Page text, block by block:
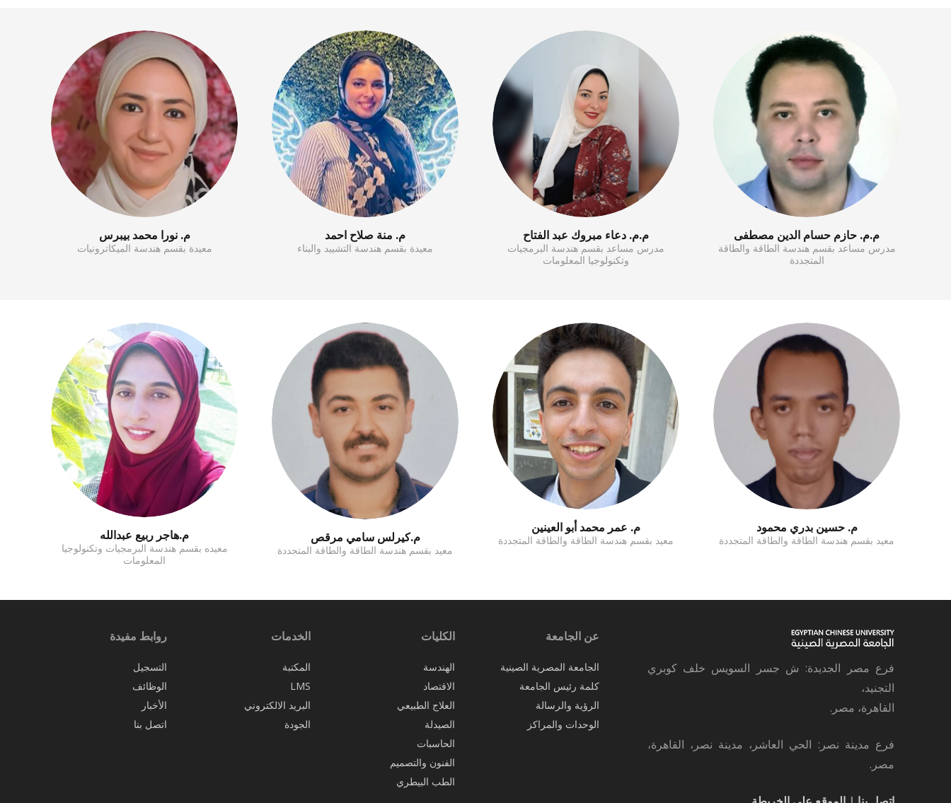
م.م. حازم حسام الدين مصطفى
مدرس مساعد بقسم هندسة الطاقة والطاقة
المتجددة
م.م. دعاء مبروك عبد الفتاح
مدرس مساعد بقسم هندسة البرمجيات
وتكنولوجيا المعلومات
م. منة صلاح احمد
معيدة بقسم هندسة التشييد والبناء
م. نورا محمد بيبرس
معيدة بقسم هندسة الميكاترونيات
م. حسين بدري محمود
معيد بقسم هندسة الطاقة والطاقة المتجددة
م. عمر محمد أبو العينين
معيد بقسم هندسة الطاقة والطاقة المتجددة م.كيرلس سامي مرقص
معيد بقسم هندسة الطاقة والطاقة المتجددة
م.هاجر ربيع عبدالله
معيده بقسم هندسة البرمجيات وتكنولوجيا
المعلومات
فرع مصر الجديدة: ش جسر السويس خلف كوبري
التجنيد،
القاهرة، مصر.
فرع مدينة نصر: الحي العاشر، مدينة نصر، القاهرة،
مصر.
عن الجامعة
الجامعة المصرية الصينية
كلمة رئيس الجامعة
الرؤية والرسالة
الوحدات والمراكز
الكليات
الهندسة
الاقتصاد
العلاج الطبيعي
الصيدلة
الحاسبات
الفنون والتصميم
الطب البيطري
الخدمات
المكتبة
LMS
البريد الالكتروني
الجودة
روابط مفيدة
التسجيل
الوظائف
الأخبار
اتصل بنا